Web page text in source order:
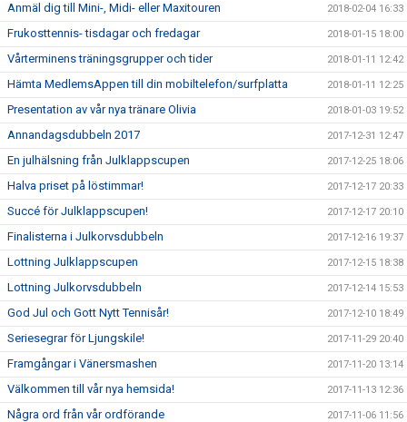
Anmäl dig till Mini-, Midi- eller Maxitouren 2018-02-04 16:33
Frukosttennis- tisdagar och fredagar 2018-01-15 18:00
Vårterminens träningsgrupper och tider 2018-01-11 12:42
Hämta MedlemsAppen till din mobiltelefon/surfplatta 2018-01-11 12:25
Presentation av vår nya tränare Olivia 2018-01-03 19:52
Annandagsdubbeln 2017 2017-12-31 12:47
En julhälsning från Julklappscupen 2017-12-25 18:06
Halva priset på löstimmar! 2017-12-17 20:33
Succé för Julklappscupen! 2017-12-17 20:10
Finalisterna i Julkorvsdubbeln 2017-12-16 19:37
Lottning Julklappscupen 2017-12-15 18:38
Lottning Julkorvsdubbeln 2017-12-14 15:53
God Jul och Gott Nytt Tennisår! 2017-12-10 18:49
Seriesegrar för Ljungskile! 2017-11-29 20:40
Framgångar i Vänersmashen 2017-11-20 13:14
Välkommen till vår nya hemsida! 2017-11-13 12:36
Några ord från vår ordförande 2017-11-06 11:56